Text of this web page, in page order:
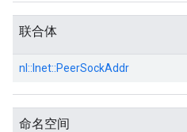
联合体
nl:: Inet::PeerSockAddr
命名空间